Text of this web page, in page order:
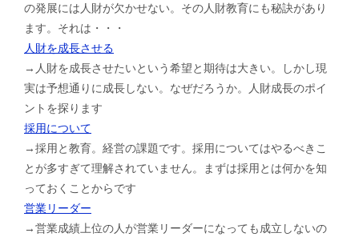
の発展には人財が欠かせない。その人財教育にも秘訣があり
ます。それは・・・
人財を成長させる
→人財を成長させたいという希望と期待は大きい。しかし現
実は予想通りに成長しない。なぜだろうか。人財成長のポイ
ントを探ります
採用について
→採用と教育。経営の課題です。採用についてはやるべきこ
とが多すぎて理解されていません。まずは採用とは何かを知
っておくことからです
営業リーダー
→営業成績上位の人が営業リーダーになっても成立しないの